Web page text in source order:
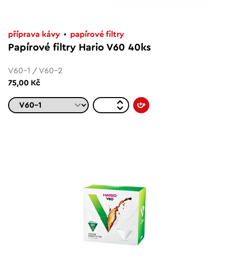
příprava kávy papírové filtry
Papírové filtry Hario V60 40ks
V60-1 / V60-2
75,00 Kč